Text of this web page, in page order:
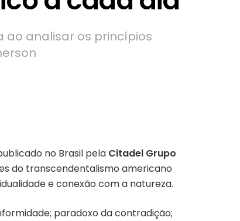
ao analisar os princípios
no Brasil pela Citadel Grupo
do transcendentalismo americano
e conexão com a natureza.
paradoxo da contradição;